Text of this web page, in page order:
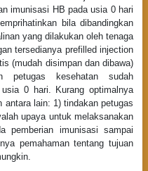
imunisasi HB pada usia 0 hari
bila dibandingkan
yang dilakukan oleh tenaga
tersedianya prefilled injection
(mudah disimpan dan dibawa)
kesehatan sudah
0 hari. Kurang optimalnya
antara lain: 1) tindakan petugas
upaya untuk melaksanakan
pemberian imunisasi sampai
pemahaman tentang tujuan